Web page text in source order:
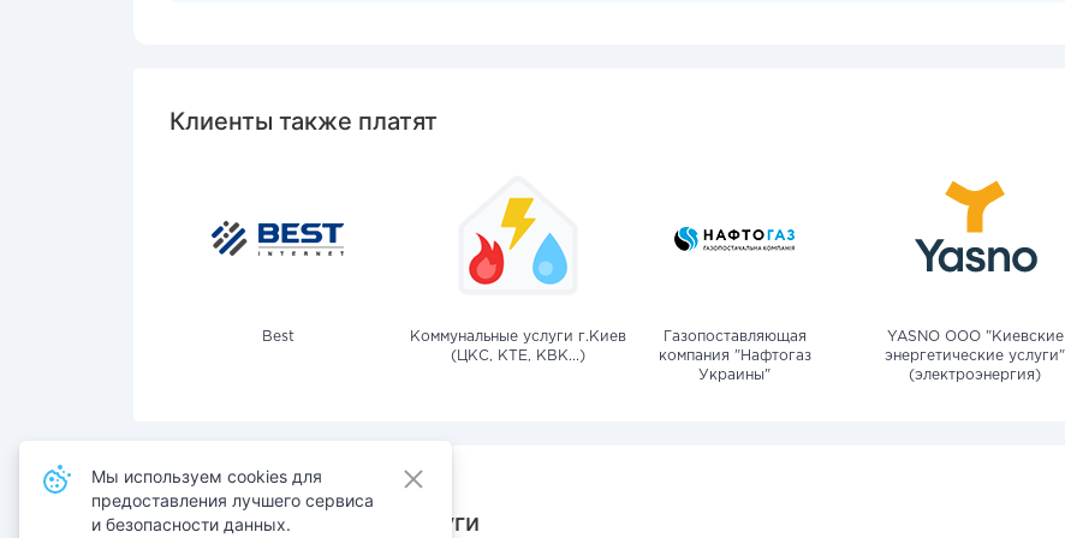
Клиенты также платят
Best
Коммунальные услуги г.Киев
(ЦКС, КТЕ, КВК...)
Газопоставляющая
компания "Нафтогаз
Украины"
YASNO OOO "Киевские
энергетические услуги"
(электроэнергия)
Также оплачивают услуги
Мы используем cookies для
предоставления лучшего сервиса
и безопасности данных.